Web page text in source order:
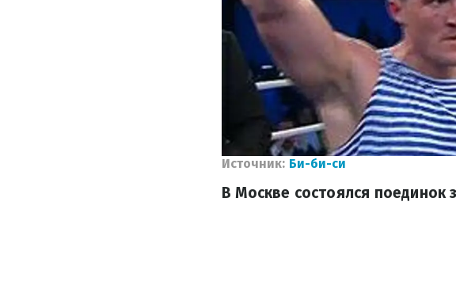
Источник: Би-би-си
В Москве состоялся поединок